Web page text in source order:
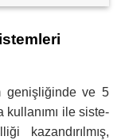
genişliğinde ve 5
kullanımı ile siste­
kazandırıl­mış,